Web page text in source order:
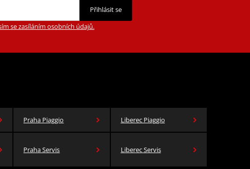
Přihlásit se
se zasíláním osobních údajů.
Praha Piaggio Liberec Piaggio
Praha Servis Liberec Servis